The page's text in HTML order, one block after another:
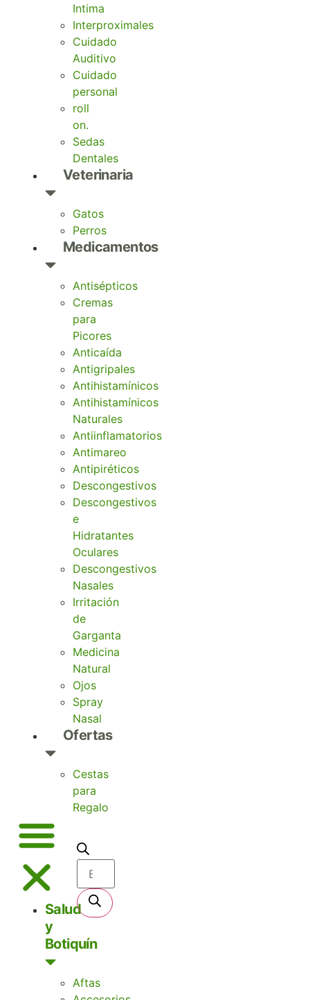
Intima
Interproximales
Cuidado
Auditivo
Cuidado
personal
roll
on.
Sedas
Dentales
Veterinaria
Gatos
Perros
Medicamentos
Antisépticos
Cremas
para
Picores
Anticaída
Antigripales
Antihistamínicos
Antihistamínicos
Naturales
Antiinflamatorios
Antimareo
Antipiréticos
Descongestivos
Descongestivos
e
Hidratantes
Oculares
Descongestivos
Nasales
Irritación
de
Garganta
Medicina
Natural
Ojos
Spray
Nasal
Ofertas
Cestas
para
Regalo
Salud
y
Botiquín
Aftas